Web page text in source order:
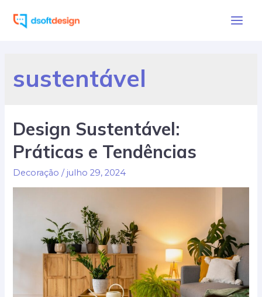
para
sustentável
Design Sustentável:
Práticas e Tendências
Decoração / julho 29, 2024